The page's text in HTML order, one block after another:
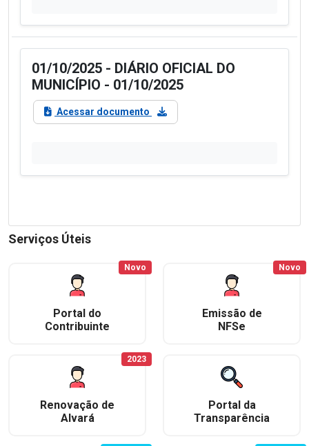
01/10/2025 - DIÁRIO OFICIAL DO
MUNICÍPIO - 01/10/2025
Acessar documento
Serviços Úteis
Portal do
Contribuinte
Novo
Emissão de
NFSe
Novo
Renovação de
Alvará
2023
Portal da
Transparência